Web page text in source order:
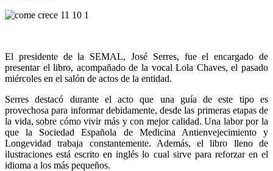
El presidente de la SEMAL, José Serres, fue el encargado de
presentar el libro, acompañado de la vocal Lola Chaves, el pasado
miércoles en el salón de actos de la entidad.
Serres destacó durante el acto que una guía de este tipo es
provechosa para informar debidamente, desde las primeras etapas de
la vida, sobre cómo vivir más y con mejor calidad. Una labor por la
que la Sociedad Española de Medicina Antienvejecimiento y
Longevidad trabaja constantemente. Además, el libro lleno de
ilustraciones está escrito en inglés lo cual sirve para reforzar en el
idioma a los más pequeños.